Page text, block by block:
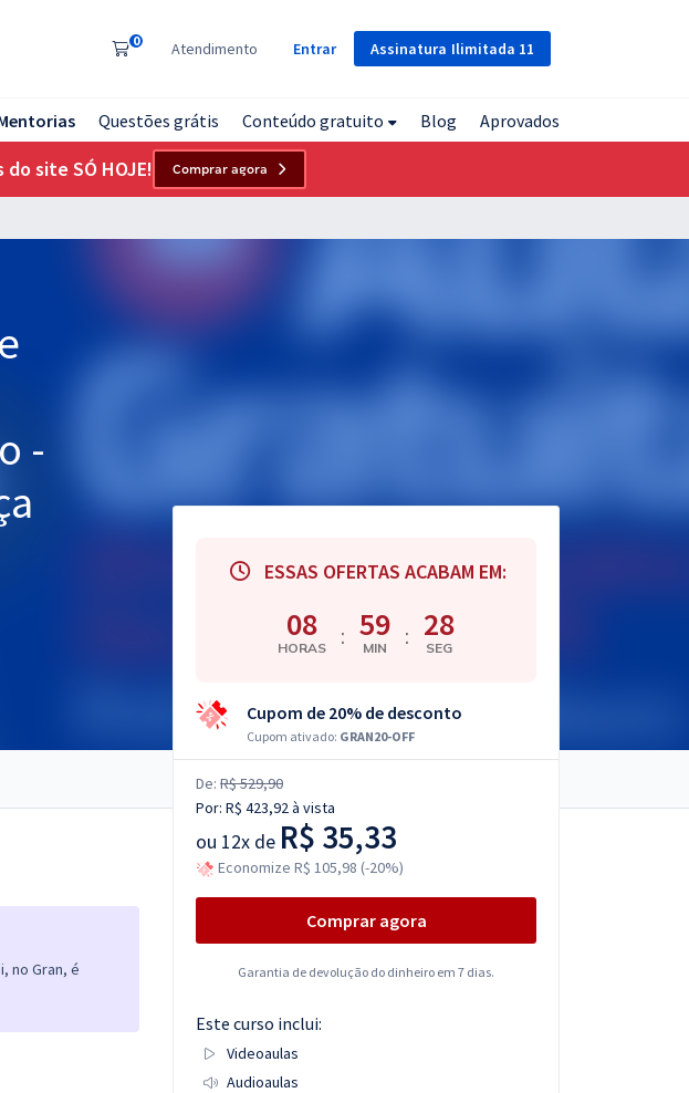
Assinatura Ilimitada 11
0 Atendimento Entrar
Questões grátis Conteúdo gratuito Blog Aprovados
site SÓ HOJE! Comprar agora
-
no Gran, é
ESSAS OFERTAS ACABAM EM:
08
HORAS : 59
MIN : 27
SEG
Cupom de 20% de desconto
Cupom ativado: GRAN20-OFF
De: R$ 529,90
Por: R$ 423,92à vista
ou 12x de R$ 35,33
Economize R$ 105,98 (-20%)
Comprar agora
Garantia de devolução do dinheiro em 7 dias.
Este curso inclui:
Videoaulas
Audioaulas